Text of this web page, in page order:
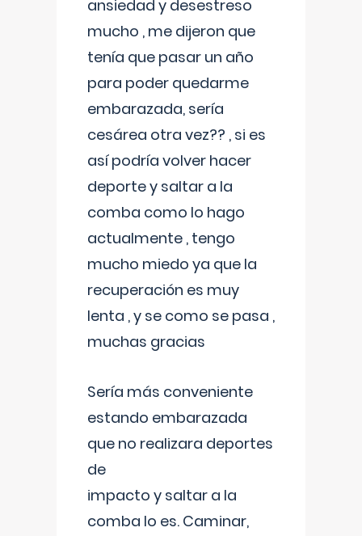
ansiedad y desestreso
mucho , me dijeron que
tenía que pasar un año
para poder quedarme
embarazada, sería
cesárea otra vez?? , si es
así podría volver hacer
deporte y saltar a la
comba como lo hago
actualmente , tengo
mucho miedo ya que la
recuperación es muy
lenta , y se como se pasa ,
muchas gracias
Sería más conveniente
estando embarazada
que no realizara deportes
de
impacto y saltar a la
comba lo es. Caminar,